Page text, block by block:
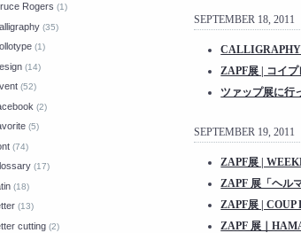
SEPTEMBER 18, 2011
ZAPF展 | コイプ
ツァップ展に行
SEPTEMBER 19, 2011
ZAPF展 |
ZAPF 展「ヘル
ZAPF展 | COUP
ZAPF 展｜
Rogers (1)
(35)
(1)
(14)
(52)
(2)
(5)
(74)
(17)
(18)
(13)
cutting (2)